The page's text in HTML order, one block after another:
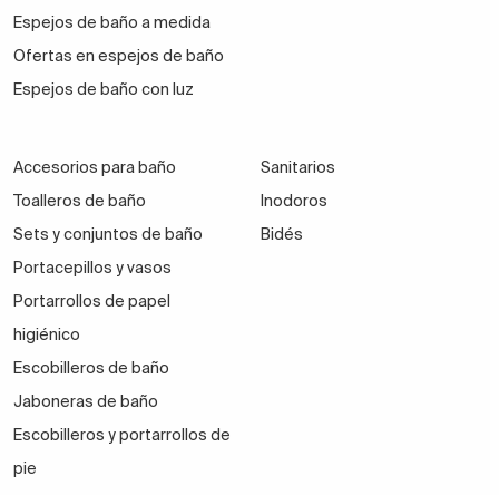
Espejos de baño a medida
Ofertas en espejos de baño
Espejos de baño con luz
Accesorios para baño
Toalleros de baño
Sets y conjuntos de baño
Portacepillos y vasos
Portarrollos de papel
higiénico
Escobilleros de baño
Jaboneras de baño
Escobilleros y portarrollos de
pie
Sanitarios
Inodoros
Bidés